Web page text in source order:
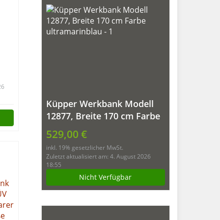
Küpper Werkbank Modell
12877, Breite 170 cm Farbe
ultramarinblau
529,00 €
inkl. 19% gesetzlicher MwSt.
Zuletzt aktualisiert am: 4. August 2026
18:55
Nicht Verfügbar